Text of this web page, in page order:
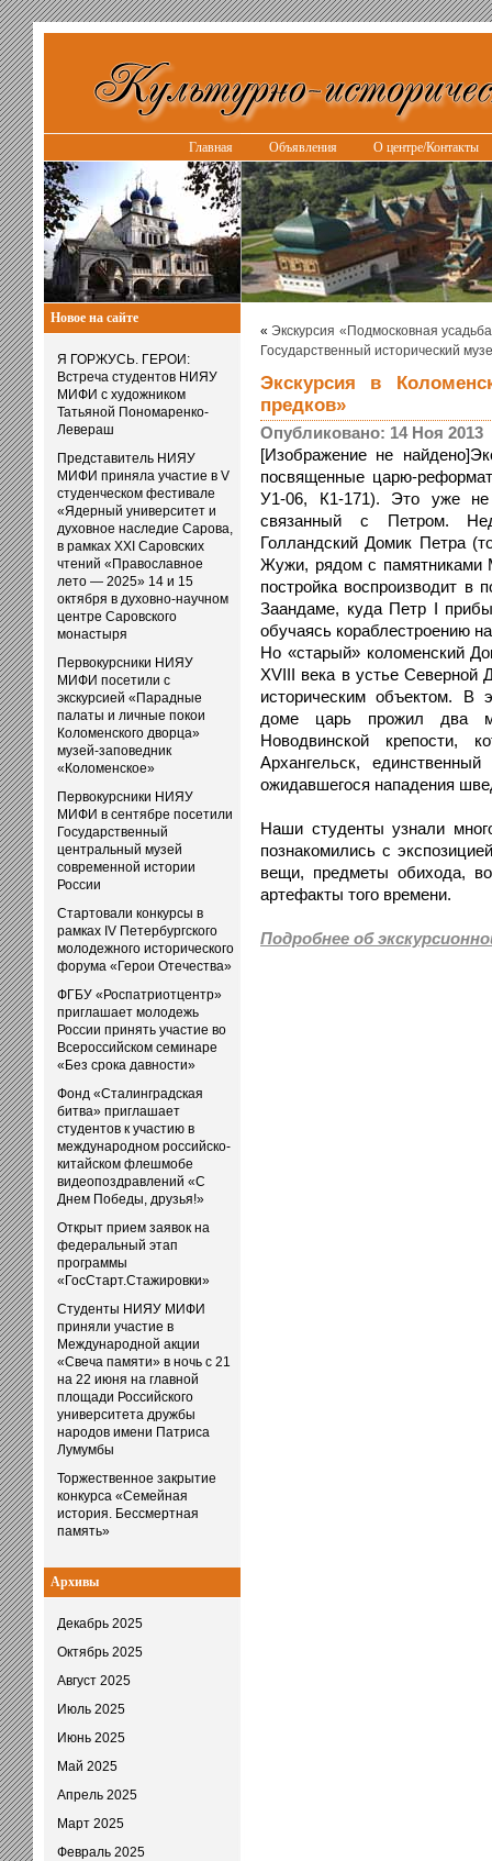
Главная Объявления О центре/Контакты
Новое на сайте
Я ГОРЖУСЬ. ГЕРОИ:
Встреча студентов НИЯУ
МИФИ с художником
Татьяной Пономаренко-
Левераш
Представитель НИЯУ
МИФИ приняла участие в V
студенческом фестивале
«Ядерный университет и
духовное наследие Сарова,
в рамках XXI Саровских
чтений «Православное
лето — 2025» 14 и 15
октября в духовно-научном
центре Саровского
монастыря
Первокурсники НИЯУ
МИФИ посетили с
экскурсией «Парадные
палаты и личные покои
Коломенского дворца»
музей-заповедник
«Коломенское»
Первокурсники НИЯУ
МИФИ в сентябре посетили
Государственный
центральный музей
современной истории
России
Стартовали конкурсы в
рамках IV Петербургского
молодежного исторического
форума «Герои Отечества»
ФГБУ «Роспатриотцентр»
приглашает молодежь
России принять участие во
Всероссийском семинаре
«Без срока давности»
Фонд «Сталинградская
битва» приглашает
студентов к участию в
международном российско-
китайском флешмобе
видеопоздравлений «С
Днем Победы, друзья!»
Открыт прием заявок на
федеральный этап
программы
«ГосСтарт.Стажировки»
Студенты НИЯУ МИФИ
приняли участие в
Международной акции
«Свеча памяти» в ночь с 21
на 22 июня на главной
площади Российского
университета дружбы
народов имени Патриса
Лумумбы
Торжественное закрытие
конкурса «Семейная
история. Бессмертная
память»
Архивы
Декабрь 2025
Октябрь 2025
Август 2025
Июль 2025
Июнь 2025
Май 2025
Апрель 2025
Март 2025
Февраль 2025
« Экскурсия «Подмосковная
Государственный исторический
Экскурсия в
предков»
Опубликовано: 14 Ноя 2013
[Изображение не
посвященные царю-
У1-06, К1-171). Это уже не
связанный с Петром.
Голландский Домик Петра
Жужи, рядом с памятниками
постройка воспроизводит
Заандаме, куда Петр I
обучаясь кораблестроению
Но «старый» коломенский
XVIII века в устье Северной
историческим объектом. В
доме царь прожил два
Новодвинской крепости,
Архангельск,
ожидавшегося нападения
Наши студенты узнали
познакомились с
вещи, предметы обихода,
артефакты того времени.
Подробнее об